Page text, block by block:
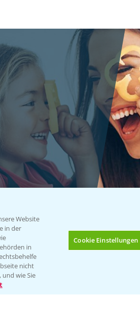
Website
in der
in
nicht
wie Sie
Cookie Einstellungen